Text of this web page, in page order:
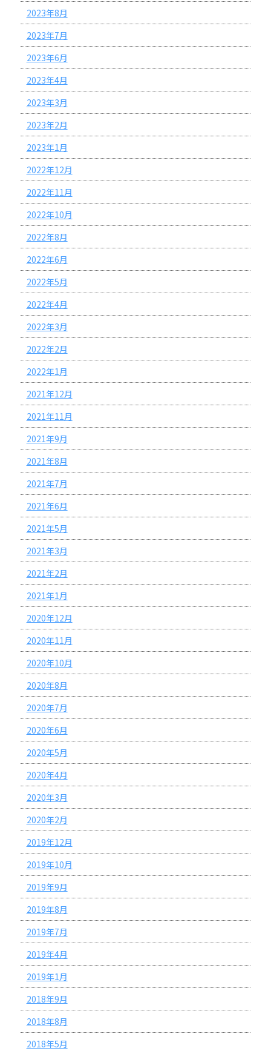
2023年8月
2023年7月
2023年6月
2023年4月
2023年3月
2023年2月
2023年1月
2022年12月
2022年11月
2022年10月
2022年8月
2022年6月
2022年5月
2022年4月
2022年3月
2022年2月
2022年1月
2021年12月
2021年11月
2021年9月
2021年8月
2021年7月
2021年6月
2021年5月
2021年3月
2021年2月
2021年1月
2020年12月
2020年11月
2020年10月
2020年8月
2020年7月
2020年6月
2020年5月
2020年4月
2020年3月
2020年2月
2019年12月
2019年10月
2019年9月
2019年8月
2019年7月
2019年4月
2019年1月
2018年9月
2018年8月
2018年5月